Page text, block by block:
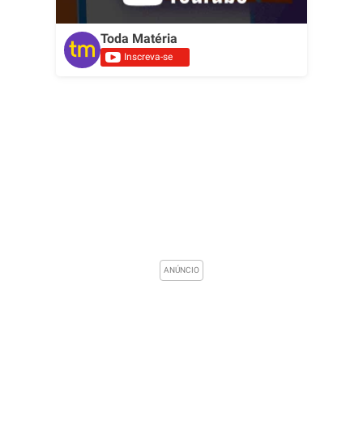
Toda Matéria
Inscreva-se